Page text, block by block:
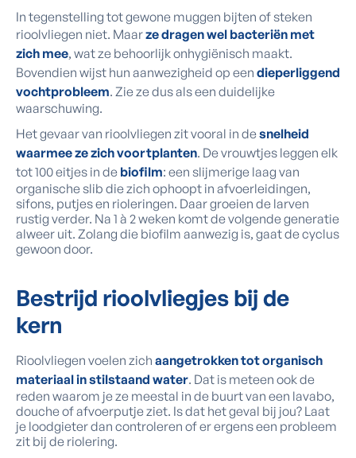
In tegenstelling tot gewone muggen bijten of steken
rioolvliegen niet. Maarze dragen wel bacteriën met
zich mee, wat ze behoorlijk onhygiënisch maakt.
Bovendien wijst hun aanwezigheid op een dieperliggend
vochtprobleem. Zie ze dus als een duidelijke
waarschuwing.
Het gevaar van rioolvliegen zit vooral in desnelheid
waarmee ze zich voortplanten. De vrouwtjes leggen elk
tot 100 eitjes in de biofilm: een slijmerige laag van
organische slib die zich ophoopt in afvoerleidingen,
sifons, putjes en rioleringen. Daar groeien de larven
rustig verder. Na 1 à 2 weken komt de volgende generatie
alweer uit. Zolang die biofilm aanwezig is, gaat de cyclus
gewoon door.
Bestrijd rioolvliegjes bij de
kern
Rioolvliegen voelen zich aangetrokken tot organisch
materiaal in stilstaand water. Dat is meteen ook de
reden waarom je ze meestal in de buurt van een lavabo,
douche of afvoerputje ziet. Is dat het geval bij jou? Laat
je loodgieter dan controleren of er ergens een probleem
zit bij de riolering.